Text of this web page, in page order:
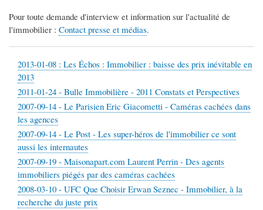
Pour toute demande d'interview et information sur l'actualité de
l'immobilier : Contact presse et médias.
2013-01-08 : Les Échos : Immobilier : baisse des prix inévitable en
2013
2011-01-24 - Bulle Immobilière - 2011 Constats et Perspectives
2007-09-14 - Le Parisien Eric Giacometti - Caméras cachées dans
les agences
2007-09-14 - Le Post - Les super-héros de l'immobilier ce sont
aussi les internautes
2007-09-19 - Maisonapart.com Laurent Perrin - Des agents
immobiliers piégés par des caméras cachées
2008-03-10 - UFC Que Choisir Erwan Seznec - Immobilier, à la
recherche du juste prix